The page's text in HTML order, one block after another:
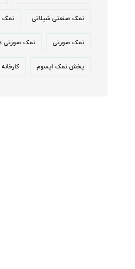
نمک صنعتی شیلاتی نمک
نمک صورتی نمک صورتی
پخش نمک اپسوم